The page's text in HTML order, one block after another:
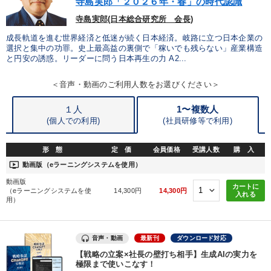
社長の姿勢を学びたい 財務・数字力の向上
リーダーの魅力向上 パフォーマンス向上
稲盛和夫 AI 一倉定
※「更新」を押すと「カテゴリー」「目的別」「キーワード」を更新いただけます。
local_offer タグから探す refresh 更新する
すべての音声・動画（全2076タイトル）からお探しいただけます
テレビ・ネットで話題 企業文化
寺島実郎(日本総合研究所 会長)
成長軌道を進む世界経済と低迷が続く日本経済。岐路に立つ日本企業の
選択と集中の功罪。史上最高益の裏側で「稼いでも残らない」産業構造
と円安の誘惑。リーダーに問う日本再生の力 A2...
＜音声・動画のご利用人数をお選びください＞
１人
(個人での利用)
1〜複数人
(社員研修等で利用)
形 態 定 価 会員価格 受講人数 購 入
ondemand_video 動画版（eラーニングシステムを使用）
動画版
（eラーニングシステムを使
用）
14,300円 14,300円
カートに
入れる
音声・動画 最新刊 ダウンロード対応
【戦略の立案×社長の壁打ち相手】生成AIの実力を
極限まで使いこなす！